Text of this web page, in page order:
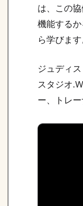
は、この
機能する
ら学びます
ジュディ
スタジオ
ー、トレ